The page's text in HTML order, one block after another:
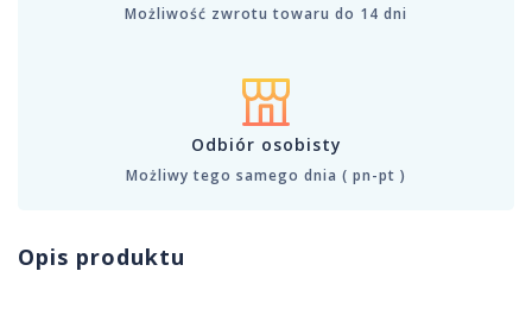
Możliwość zwrotu towaru do 14 dni
Odbiór osobisty
Możliwy tego samego dnia ( pn-pt )
Opis produktu